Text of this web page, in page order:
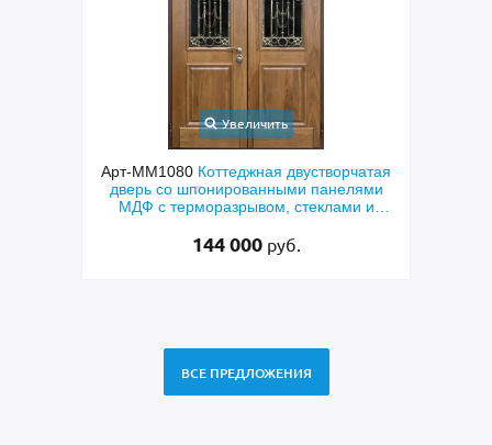
Увеличить
Арт-ММ1080 Коттеджная двустворчатая
дверь со шпонированными панелями
МДФ с терморазрывом, стеклами и
144 000 руб.
ВСЕ ПРЕДЛОЖЕНИЯ